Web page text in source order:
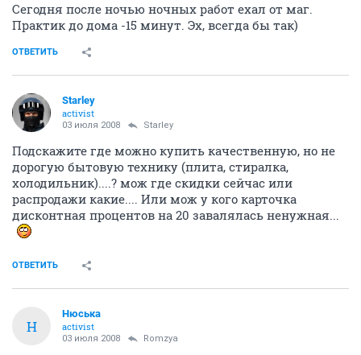
Сегодня после ночью ночных работ ехал от маг.
Практик до дома -15 минут. Эх, всегда бы так)
ОТВЕТИТЬ
Starley
activist
03 июля 2008 Starley
Подскажите где можно купить качественную, но не
дорогую бытовую технику (плита, стиралка,
холодильник)....? мож где скидки сейчас или
распродажи какие.... Или мож у кого карточка
дисконтная процентов на 20 завалялась ненужная...
ОТВЕТИТЬ
Н
Нюська
activist
03 июля 2008 Romzya